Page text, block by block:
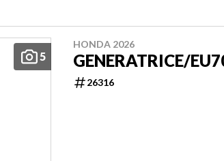
5
HONDA 2026
GENERATRICE/
26316